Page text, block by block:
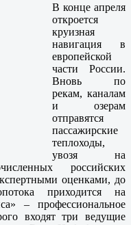
В конце апреля
откроется
круизная
навигация в
европейской
части России.
Вновь по
рекам, каналам
и озерам
отправятся
пассажирские
теплоходы,
увозя на
российских
оценками, до
приходится на
– профессиональное
входят три ведущие